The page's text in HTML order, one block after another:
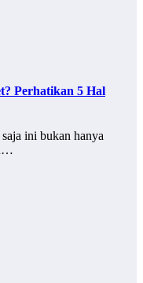
Perhatikan 5 Hal
ini bukan hanya